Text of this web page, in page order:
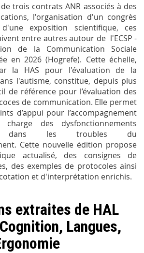
trois contrats ANR associés à des
l'organisation d'un congrès
exposition scientifique, ces
entre autres autour de l'ECSP -
de la Communication Sociale
en 2026 (Hogrefe). Cette échelle,
la HAS pour l'évaluation de la
l'autisme, constitue, depuis plus
de référence pour l’évaluation des
de communication. Elle permet
d’appui pour l’accompagnement
des dysfonctionnements
dans les troubles du
Cette nouvelle édition propose
actualisé, des consignes de
des exemples de protocoles ainsi
et d'interprétation enrichis.
extraites de HAL
Langues,